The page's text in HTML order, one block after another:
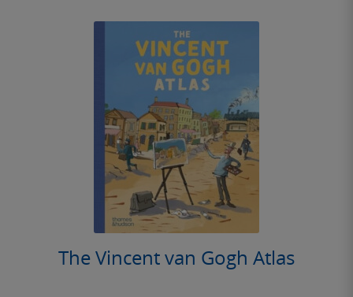
The Vincent van Gogh Atlas